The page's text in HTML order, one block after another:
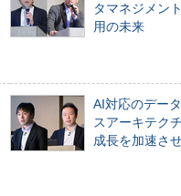
タマネジメン
用の未来
AI対応のデー
スアーキテク
成長を加速さ